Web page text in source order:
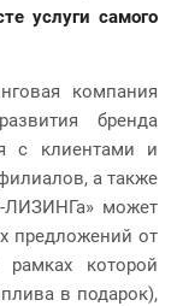
услуги самого
компания
бренда
с клиентами и
а также
ЛИЗИНГа» может
предложений от
которой
в подарок),